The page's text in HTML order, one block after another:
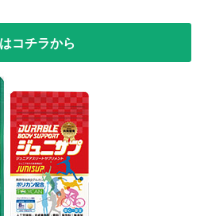
コチラから